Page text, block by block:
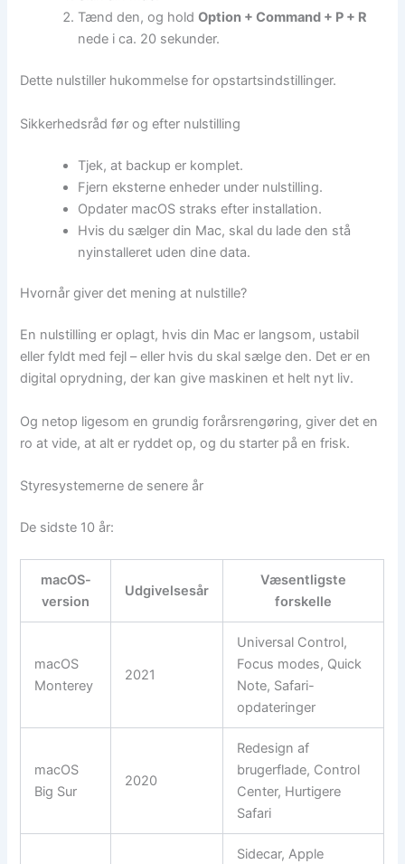
Tænd den, og holdOption + Command + P + R
nede i ca. 20 sekunder.
Dette nulstiller hukommelse for opstartsindstillinger.
Sikkerhedsråd før og efter nulstilling
Tjek, at backup er komplet.
Fjern eksterne enheder under nulstilling.
Opdater macOS straks efter installation.
Hvis du sælger din Mac, skal du lade den stå
nyinstalleret uden dine data.
Hvornår giver det mening at nulstille?
En nulstilling er oplagt, hvis din Mac er langsom, ustabil
eller fyldt med fejl – eller hvis du skal sælge den. Det er en
digital oprydning, der kan give maskinen et helt nyt liv.
Og netop ligesom en grundig forårsrengøring, giver det en
ro at vide, at alt er ryddet op, og du starter på en frisk.
Styresystemerne de senere år
De sidste 10 år:
macOS-
version
Udgivelsesår
Væsentligste
forskelle
macOS
Monterey
2021
Universal Control,
Focus modes, Quick
Note, Safari-
opdateringer
macOS
Big Sur
2020
Redesign af
brugerflade, Control
Center, Hurtigere
Safari
Sidecar, Apple